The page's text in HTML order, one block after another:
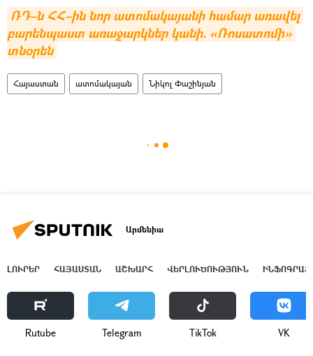
ՌԴ–ն ՀՀ–ին նոր ատոմակայանի համար առավել
բարենպաստ առաջարկներ կանի. «Ռոսատոմի»
տնօրեն
Հայաստան ատոմակայան Նիկոլ Փաշինյան
Արմենիա
ԼՈՒՐԵՐ ՀԱՅԱՍՏԱՆ ԱՇԽԱՐՀ ՎԵՐԼՈՒԾՈՒԹՅՈՒՆ
Rutube Telegram ТikТоk VK